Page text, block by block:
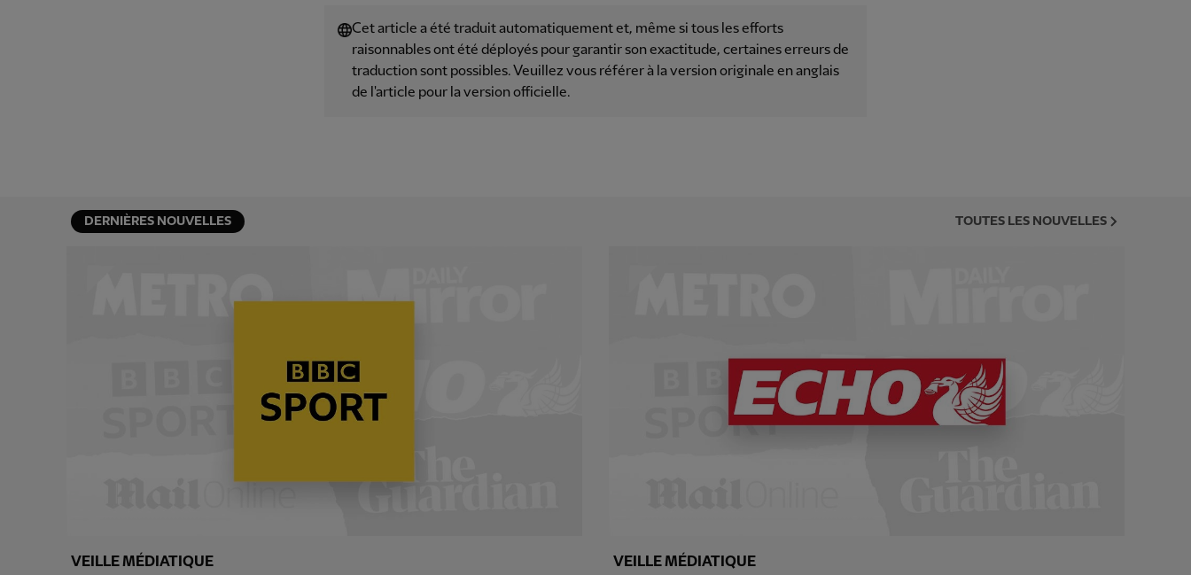
Cet article a été traduit automatiquement et, même si tous les efforts
raisonnables ont été déployés pour garantir son exactitude, certaines erreurs de
traduction sont possibles. Veuillez vous référer à la version originale en anglais
de l'article pour la version officielle.
DERNIÈRES NOUVELLES TOUTES LES NOUVELLES
VEILLE MÉDIATIQUE VEILLE MÉDIATIQUE